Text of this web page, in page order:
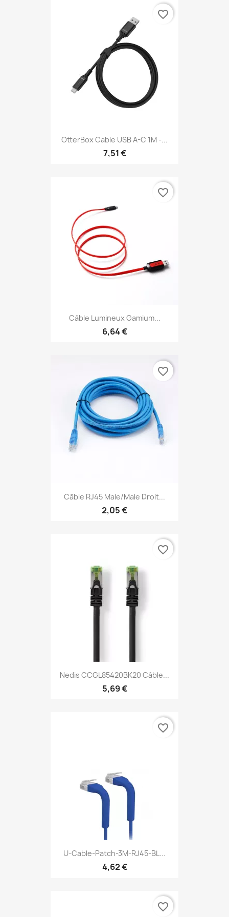
OtterBox Cable USB A-C 1M -...
7,51 €
favorite_border
Câble Lumineux Gamium...
6,64 €
favorite_border
Câble RJ45 Male/Male Droit...
2,05 €
favorite_border
Nedis CCGL85420BK20 Câble...
5,69 €
favorite_border
U-Cable-Patch-3M-RJ45-BL...
4,62 €
favorite_border
favorite_border